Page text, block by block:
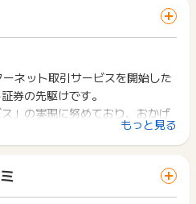
やFacebook、Instagram、
禁止事項】
くまでポイントタウンの案件とし
ん。
や、投資をしたことによる利益
が直接SBI証券から付与されると
は禁止とさせていただきます。
トサイトのポイントが○○円分も
万円投資したら500円の利益が
ボタンを押した時とサービス・
ブラウザが異なる場合はポイン
をご利用される場合は、毎回
開設でポイントGET 」ボタン
告主側で対象外とみなし、「獲
イト、検索サイトなどを経由し
物を利用されたことがある場合
、1商品につき10円単位の金額
のものは切り捨てとなり、ポイ
等を利用して支払われた金額分
ンのポイント獲得の対象には含
の都合もしくは会員様の都合で
ルされた場合、ポイントが無効
場合がございますが、ご利用さ
。
ネット取引サービスを開始した
券の先駆けです。
」の実現に努めており、おかげ
の証券口座開設数1,500万突
もっと見る